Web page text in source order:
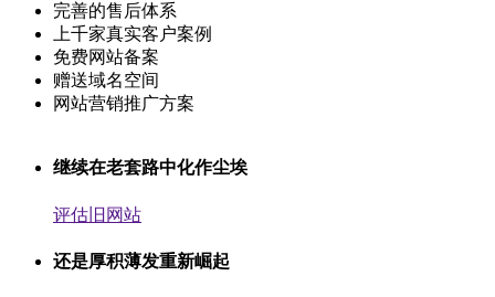
完善的售后体系
上千家真实客户案例
免费网站备案
赠送域名空间
网站营销推广方案
继续在老套路中化作尘埃
评估旧网站
还是厚积薄发重新崛起